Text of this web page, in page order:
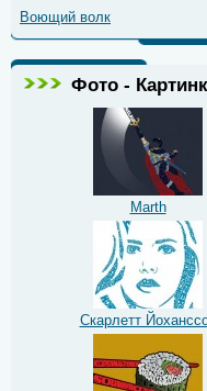
Воющий волк
Фото -
Marth
Скарлетт